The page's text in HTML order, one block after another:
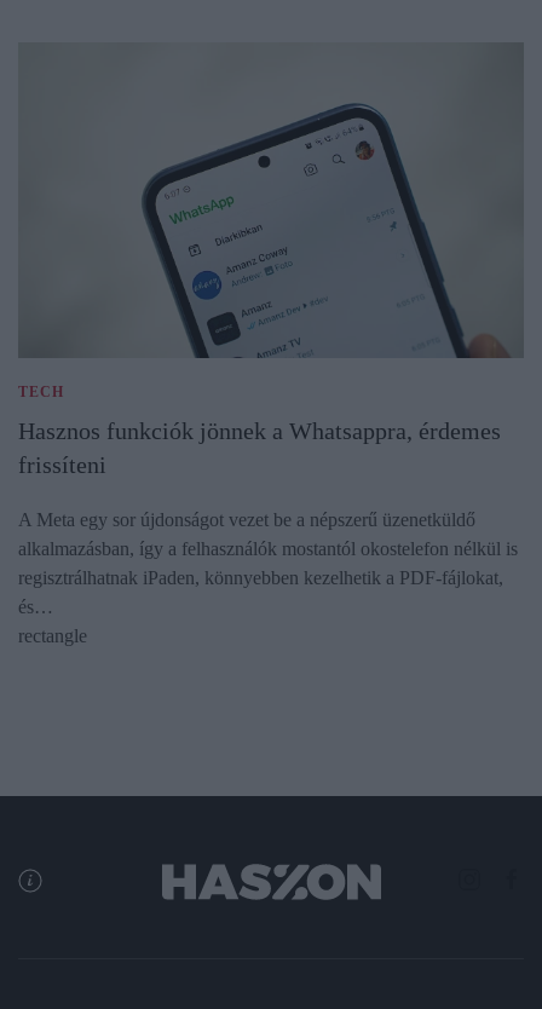
TECH
Hasznos funkciók jönnek a Whatsappra, érdemes
frissíteni
A Meta egy sor újdonságot vezet be a népszerű üzenetküldő
alkalmazásban, így a felhasználók mostantól okostelefon nélkül is
regisztrálhatnak iPaden, könnyebben kezelhetik a PDF-fájlokat,
és…
rectangle